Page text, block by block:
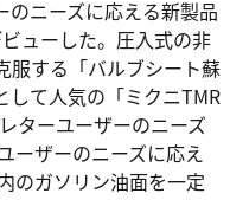
のニーズに応える新製品
ューした。圧入式の非
服する「バルブシート蘇
して人気の「ミクニTMR
ターユーザーのニーズ
ーザーのニーズに応え
のガソリン油面を一定